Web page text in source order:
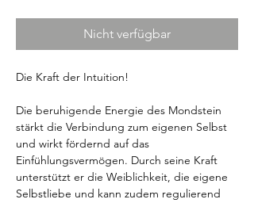
Nicht verfügbar
Die Kraft der Intuition!
Die beruhigende Energie des Mondstein
stärkt die Verbindung zum eigenen Selbst
und wirkt fördernd auf das
Einfühlungsvermögen. Durch seine Kraft
unterstützt er die Weiblichkeit, die eigene
Selbstliebe und kann zudem regulierend